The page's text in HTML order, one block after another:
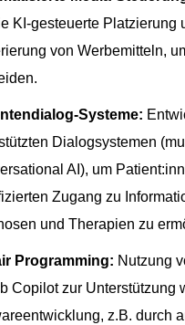
KI-gesteuerte Platzierung
von Werbemitteln,
Systeme:
Dialogsystemen
AI), um
Zugang zu
und Therapien zu
Programming: Nutzung
Copilot zur Unterstützung
z.B. durch